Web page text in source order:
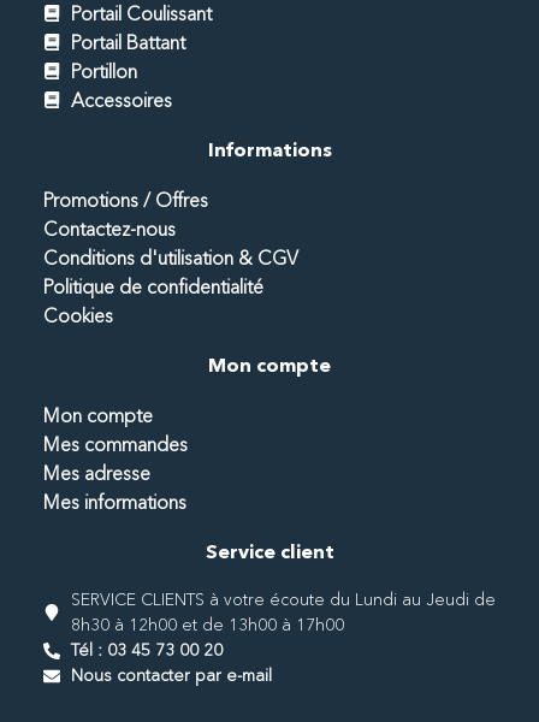
Portail Coulissant
Portail Battant
Portillon
Accessoires
Informations
Promotions / Offres
Contactez-nous
Conditions d'utilisation & CGV
Politique de confidentialité
Cookies
Mon compte
Mon compte
Mes commandes
Mes adresse
Mes informations
Service client
SERVICE CLIENTS à votre écoute du Lundi au Jeudi de
8h30 à 12h00 et de 13h00 à 17h00
Tél : 03 45 73 00 20
Nous contacter par e-mail